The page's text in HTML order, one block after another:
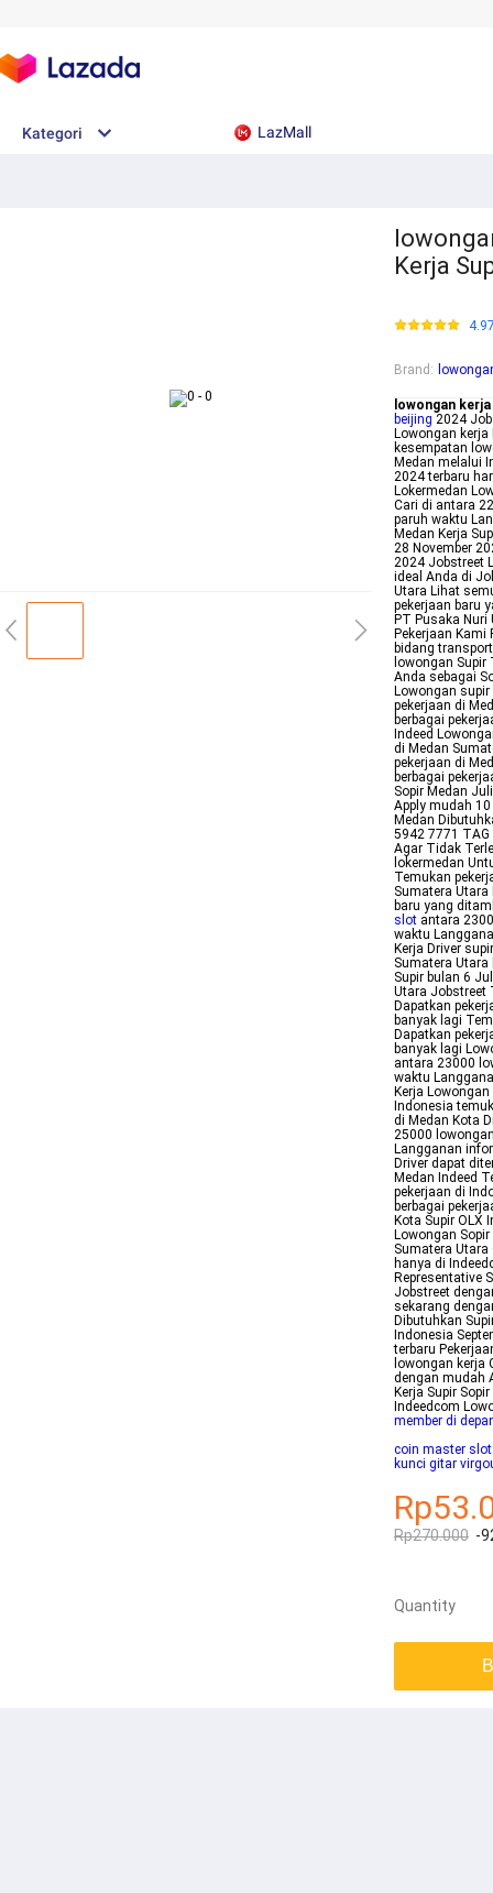
Kategori LazMall
Kerja
Brand :
lowongan
beijing 2024
Lowongan
kesempatan
Medan melalui
2024 terbaru
Lokermedan
Cari di antara
paruh waktu
Medan Kerja
28 November
2024 Jobstreet
ideal Anda di
Utara Lihat
pekerjaan baru
PT Pusaka
Pekerjaan
bidang
lowongan Supir
Anda sebagai
Lowongan
pekerjaan di
berbagai
Indeed
di Medan
pekerjaan di
berbagai
Sopir Medan
Apply mudah
Medan
5942 7771 TAG
Agar Tidak
lokermedan
Temukan
Sumatera
baru yang
slot antara
waktu
Kerja Driver
Sumatera
Supir bulan 6
Utara Jobstreet
Dapatkan
banyak lagi
Dapatkan
banyak lagi
antara 23000
waktu
Kerja
Indonesia
di Medan Kota
25000
Langganan
Driver dapat
Medan Indeed
pekerjaan di
berbagai
Kota Supir OLX
Lowongan
Sumatera
hanya di
Representative
Jobstreet
sekarang
Dibutuhkan
Indonesia
terbaru
lowongan kerja
dengan mudah
Kerja Supir
Indeedcom
member di
coin master slot
kunci gitar
Rp270.000 -
Quantity